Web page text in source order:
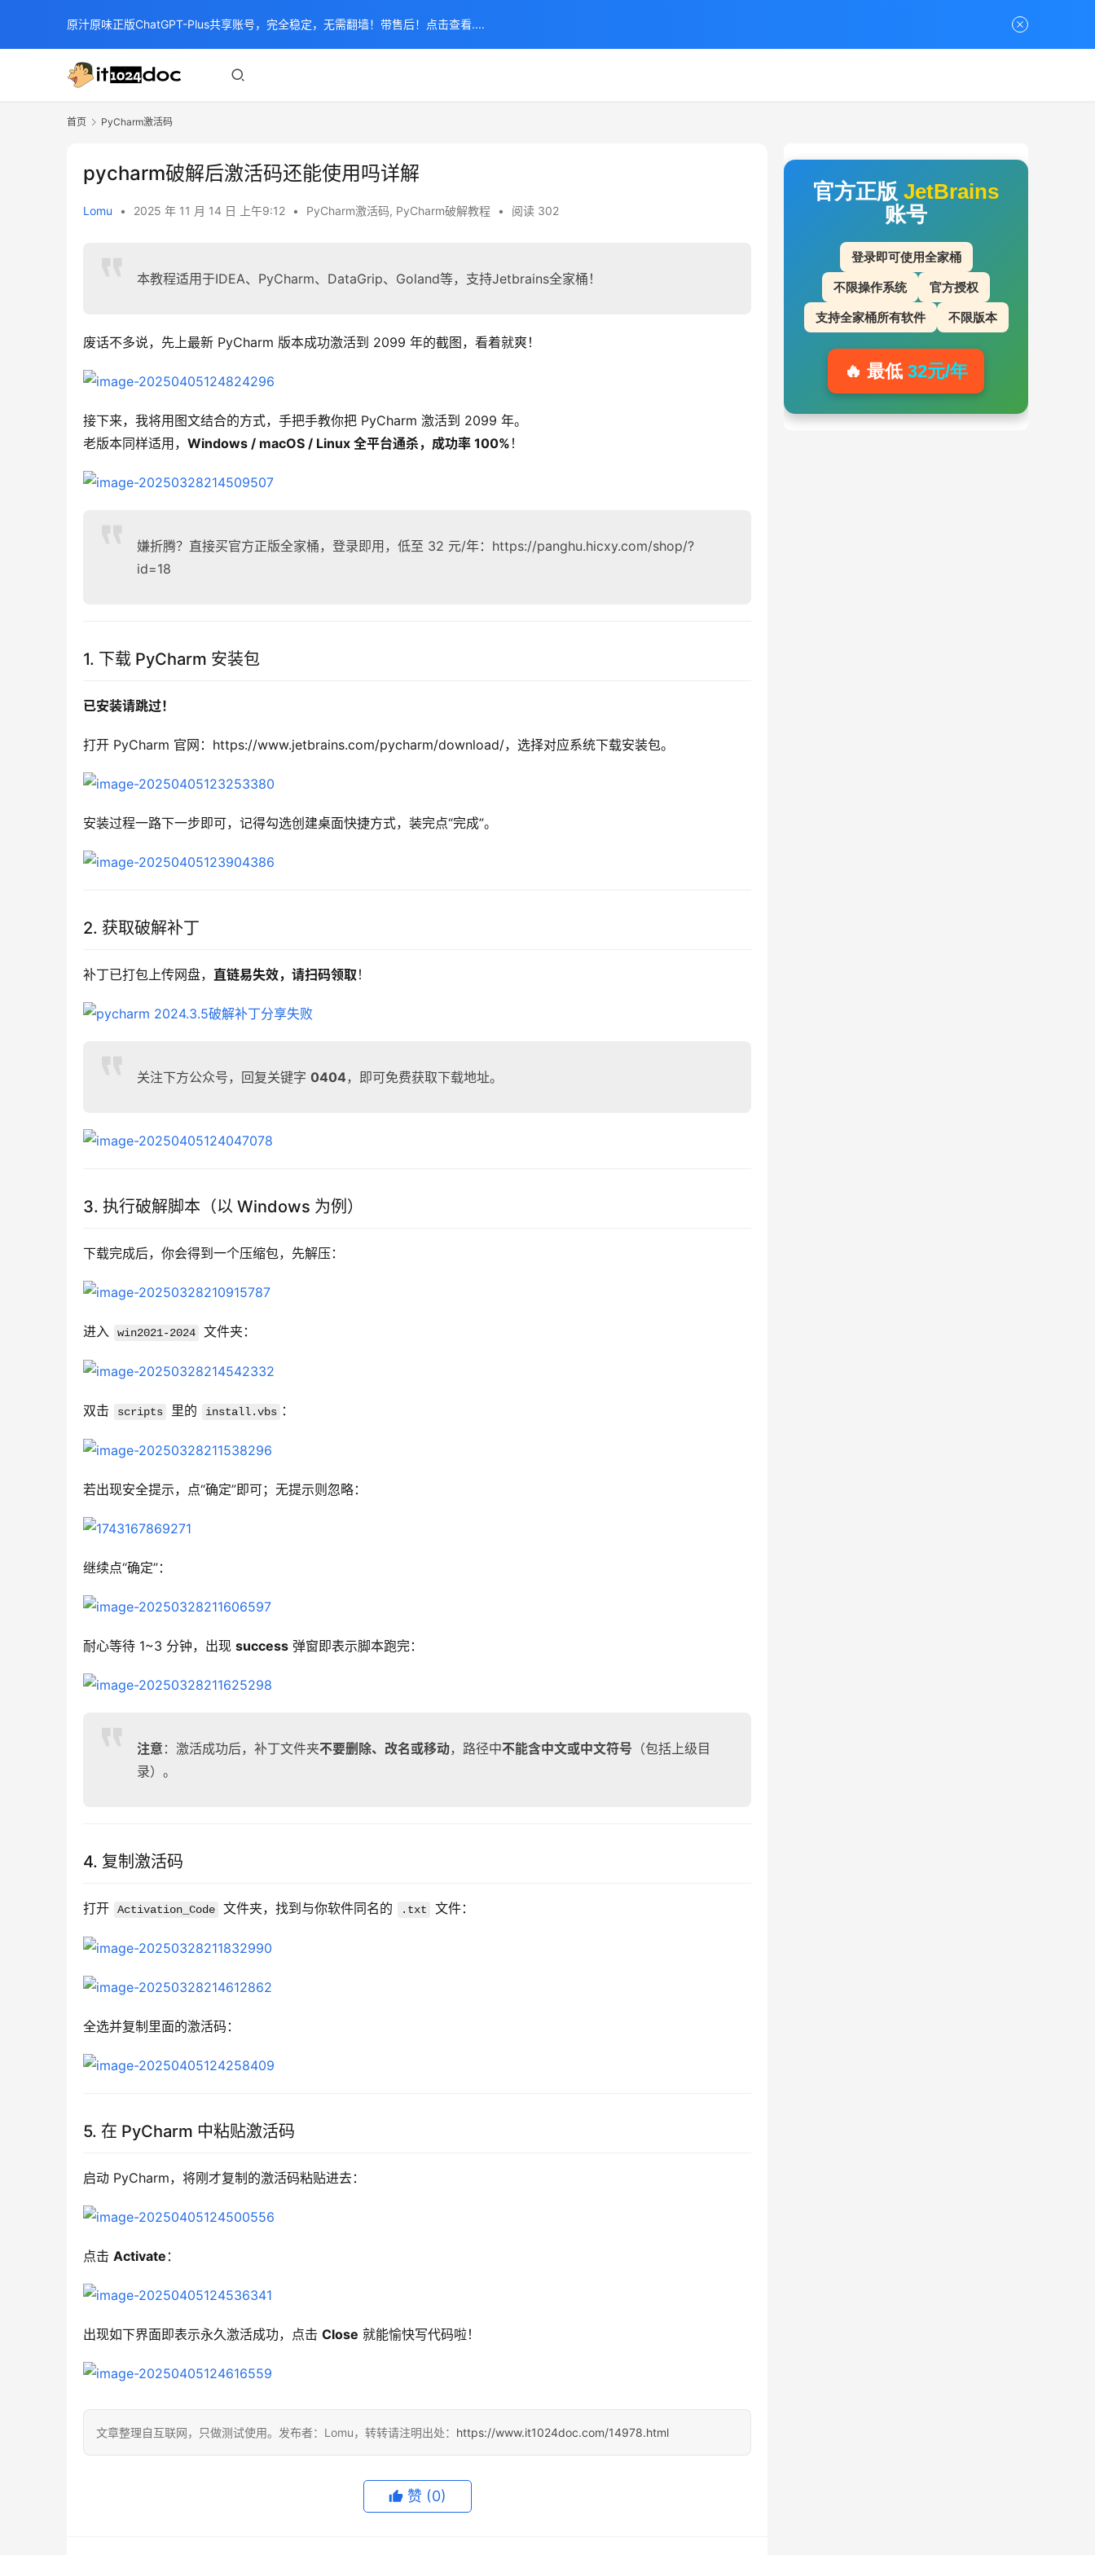
首页 PyCharm激活码
pycharm破解后激活码还能使用吗详解
Lomu • 2025 年 11 月 14 日 上午9:12 • PyCharm激活码, PyCharm破解教程 • 阅读 302
本教程适用于IDEA、PyCharm、DataGrip、Goland等，支持Jetbrains全家桶！
废话不多说，先上最新 PyCharm 版本成功激活到 2099 年的截图，看着就爽！
接下来，我将用图文结合的方式，手把手教你把 PyCharm 激活到 2099 年。
老版本同样适用， Windows / macOS / Linux 全平台通杀，成功率 100% ！
嫌折腾？直接买官方正版全家桶，登录即用，低至 32 元/年：https://panghu.hicxy.com/shop/?
id=18
1. 下载 PyCharm 安装包
已安装请跳过！
打开 PyCharm 官网：https://www.jetbrains.com/pycharm/download/，选择对应系统下载安装包。
安装过程一路下一步即可，记得勾选创建桌面快捷方式，装完点“完成”。
2. 获取破解补丁
补丁已打包上传网盘， 直链易失效，请扫码领取 ！
关注下方公众号，回复关键字 0404，即可免费获取下载地址。
3. 执行破解脚本（以 Windows 为例）
下载完成后，你会得到一个压缩包，先解压：
进入 win2021-2024 文件夹：
双击 scripts 里的 install.vbs ：
若出现安全提示，点“确定”即可；无提示则忽略：
继续点“确定”：
耐心等待 1~3 分钟，出现 success 弹窗即表示脚本跑完：
注意 ：激活成功后，补丁文件夹不要删除、改名或移动，路径中不能含中文或中文符号 （包括上级目
录）。
4. 复制激活码
打开 Activation_Code 文件夹，找到与你软件同名的 .txt 文件：
全选并复制里面的激活码：
5. 在 PyCharm 中粘贴激活码
启动 PyCharm，将刚才复制的激活码粘贴进去：
点击 Activate ：
出现如下界面即表示永久激活成功，点击 Close 就能愉快写代码啦！
文章整理自互联网，只做测试使用。发布者：Lomu，转转请注明出处： https://www.it1024doc.com/14978.html
赞 (0)
官方正版 JetBrains
账号
登录即可使用全家桶
不限操作系统 官方授权
支持全家桶所有软件 不限版本
🔥 最低 32元/年
原汁原味正版ChatGPT-Plus共享账号，完全稳定，无需翻墙！带售后！点击查看....